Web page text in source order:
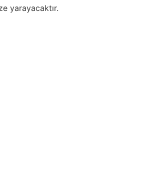
yarayacaktır.